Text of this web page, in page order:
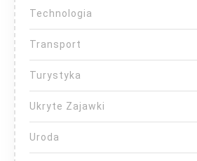
Technologia
Transport
Turystyka
Ukryte Zajawki
Uroda